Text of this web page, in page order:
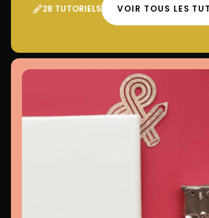
28 TUTORIELS VOIR TOUS LES